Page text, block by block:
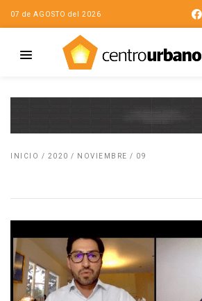
07 de AGOSTO del 2026
INICIO / 2020 / NOVIEMBRE / 09